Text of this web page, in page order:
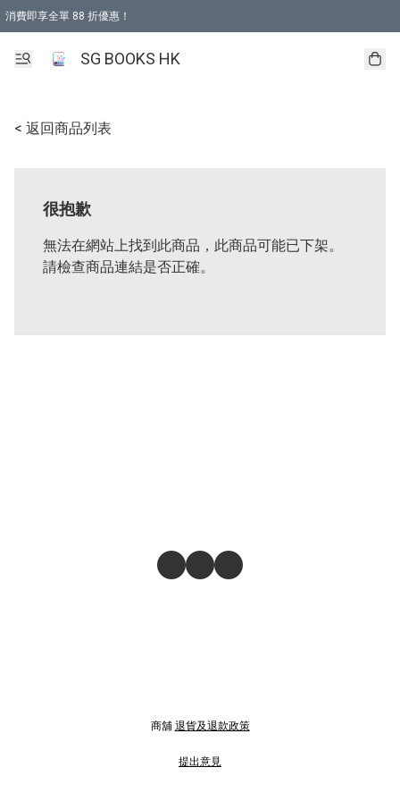
消費即享全單 88 折優惠！
SG BOOKS HK
< 返回商品列表
很抱歉
無法在網站上找到此商品，此商品可能已下架。
請檢查商品連結是否正確。
商舖 退貨及退款政策
提出意見